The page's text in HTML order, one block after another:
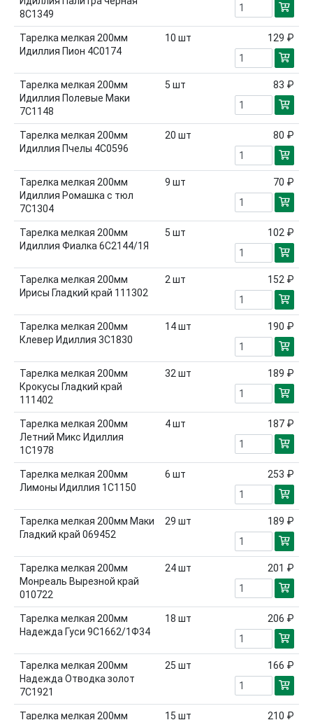
8С1349
Тарелка мелкая 200мм
Идиллия Пион 4С0174
10 шт 129 ₽
Тарелка мелкая 200мм
Идиллия Полевые Маки
7С1148
5 шт 83 ₽
Тарелка мелкая 200мм
Идиллия Пчелы 4С0596
20 шт 80 ₽
Тарелка мелкая 200мм
Идиллия Ромашка с тюл
7С1304
9 шт 70 ₽
Тарелка мелкая 200мм
Идиллия Фиалка 6С2144/1Я
5 шт 102 ₽
Тарелка мелкая 200мм
Ирисы Гладкий край 111302
2 шт 152 ₽
Тарелка мелкая 200мм
Клевер Идиллия 3С1830
14шт 190 ₽
Тарелка мелкая 200мм
Крокусы Гладкий край
111402
32 шт 189 ₽
Тарелка мелкая 200мм
Летний Микс Идиллия
1С1978
4шт 187 ₽
Тарелка мелкая 200мм
Лимоны Идиллия 1С1150
6 шт 253 ₽
Тарелка мелкая 200мм Маки
Гладкий край 069452
29 шт 189 ₽
Тарелка мелкая 200мм
Монреаль Вырезной край
010722
24шт 201 ₽
Тарелка мелкая 200мм
Надежда Гуси 9С1662/1Ф34
18 шт 206 ₽
Тарелка мелкая 200мм
Надежда Отводка золот
7С1921
25 шт 166 ₽
Тарелка мелкая 200мм 15 шт 210 ₽